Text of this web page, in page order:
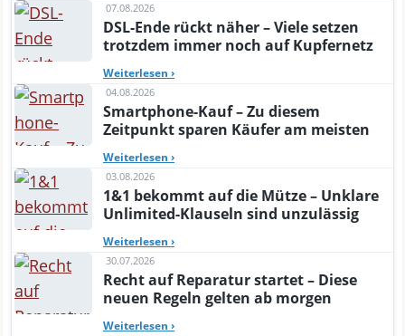
07.08.2026
DSL-Ende rückt näher – Viele setzen
trotzdem immer noch auf Kupfernetz
Weiterlesen ›
04.08.2026
Smartphone-Kauf – Zu diesem
Zeitpunkt sparen Käufer am meisten
Weiterlesen ›
03.08.2026
1&1 bekommt auf die Mütze – Unklare
Unlimited-Klauseln sind unzulässig
Weiterlesen ›
30.07.2026
Recht auf Reparatur startet – Diese
neuen Regeln gelten ab morgen
Weiterlesen ›